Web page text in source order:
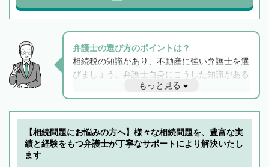
弁護士の選び方のポイントは？
相続税の知識があり、不動産に強い弁護士を選
びましょう。弁護士自身にこうした知識がある
と他士業との連携もスムーズに進み、トラブル
解決のみならず相続をトータルで任せることが
できます。また、相続は感情がからむ分野なの
でフィーリングも重要です。実際に電話や面談
で複数の弁護士と会話をしてウマが合う方に依
もっと見る
【相続問題にお悩みの方へ】様々な相続問題を、豊富な実
績と経験をもつ弁護士が丁寧なサポートにより解決いたし
ます